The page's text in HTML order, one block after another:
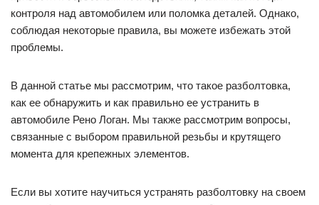
контроля над автомобилем или поломка деталей. Однако,
соблюдая некоторые правила, вы можете избежать этой
проблемы.
В данной статье мы рассмотрим, что такое разболтовка,
как ее обнаружить и как правильно ее устранить в
автомобиле Рено Логан. Мы также рассмотрим вопросы,
связанные с выбором правильной резьбы и крутящего
момента для крепежных элементов.
Если вы хотите научиться устранять разболтовку на своем